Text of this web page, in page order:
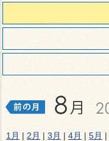
1月 | 2月 | 3月 | 4月 | 5月 |